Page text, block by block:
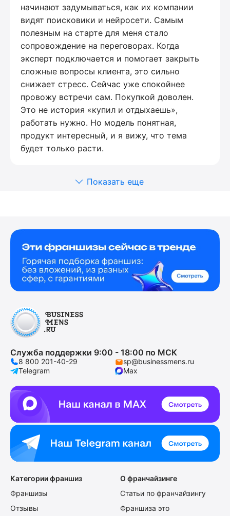
начинают задумываться, как их компании
видят поисковики и нейросети. Самым
полезным на старте для меня стало
сопровождение на переговорах. Когда
эксперт подключается и помогает закрыть
сложные вопросы клиента, это сильно
снижает стресс. Сейчас уже спокойнее
провожу встречи сам. Покупкой доволен.
Это не история «купил и отдыхаешь»,
работать нужно. Но модель понятная,
продукт интересный, и я вижу, что тема
будет только расти.
Показать еще
Служба поддержки 9:00 - 18:00 по МСК
8 800 201-40-29
sp@businessmens.ru
Telegram
Max
Категории франшиз
Франшизы
Отзывы
О франчайзинге
Статьи по франчайзингу
Франшиза это